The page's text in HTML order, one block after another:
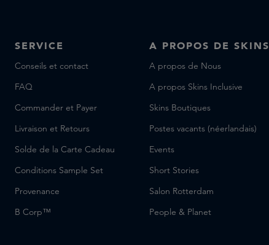
SERVICE
Conseils et contact
FAQ
Commander et Payer
Livraison et Retours
Solde de la Carte Cadeau
Conditions Sample Set
Provenance
B Corp™
A PROPOS DE SKINS
A propos de Nous
A propos Skins Inclusive
Skins Boutiques
Postes vacants (néerlandais)
Events
Short Stories
Salon Rotterdam
People & Planet